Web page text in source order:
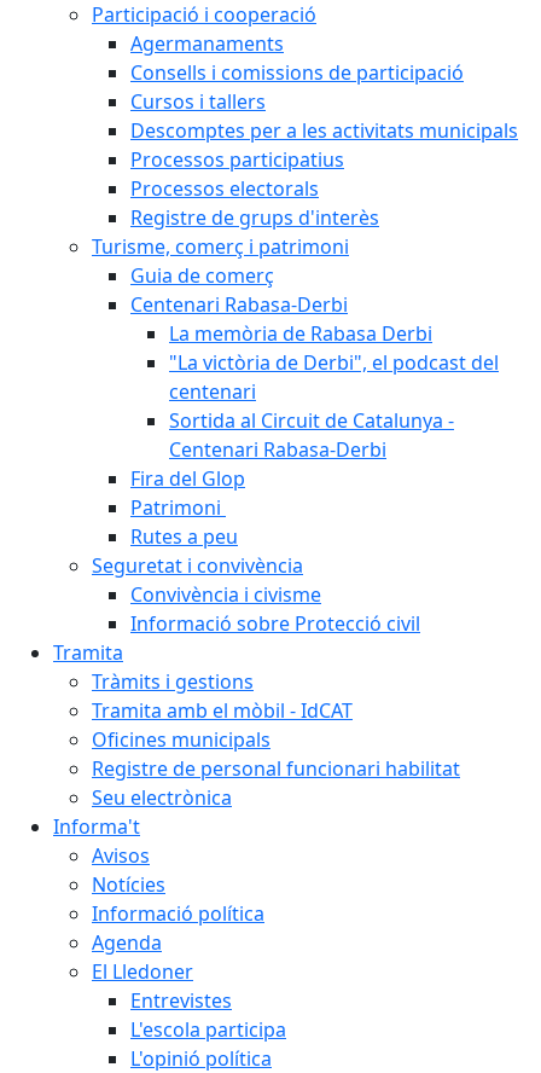
Participació i cooperació
Agermanaments
Consells i comissions de participació
Cursos i tallers
Descomptes per a les activitats municipals
Processos participatius
Processos electorals
Registre de grups d'interès
Turisme, comerç i patrimoni
Guia de comerç
Centenari Rabasa-Derbi
La memòria de Rabasa Derbi
"La victòria de Derbi", el podcast del
centenari
Sortida al Circuit de Catalunya -
Centenari Rabasa-Derbi
Fira del Glop
Patrimoni
Rutes a peu
Seguretat i convivència
Convivència i civisme
Informació sobre Protecció civil
Tramita
Tràmits i gestions
Tramita amb el mòbil - IdCAT
Oficines municipals
Registre de personal funcionari habilitat
Seu electrònica
Informa't
Avisos
Notícies
Informació política
Agenda
El Lledoner
Entrevistes
L'escola participa
L'opinió política